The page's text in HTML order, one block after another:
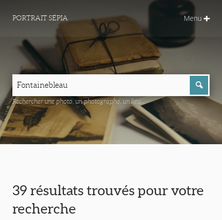
PORTRAIT SÉPIA Menu
Rechercher une photo, un photographe, un lieu...
39 résultats trouvés pour votre
recherche